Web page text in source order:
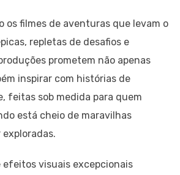
os filmes de aventuras que levam o
repletas de desafios e
prometem não apenas
inspirar com histórias de
feitas sob medida para quem
está cheio de maravilhas
exploradas.
efeitos visuais excepcionais